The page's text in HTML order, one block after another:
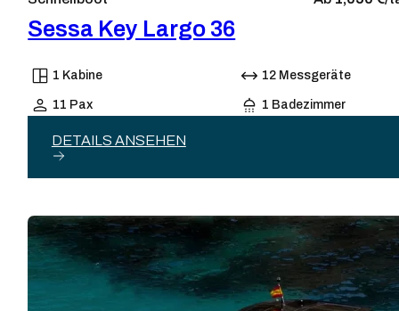
Sessa Key Largo 36
1 Kabine 12 Messgeräte
11 Pax 1 Badezimmer
DETAILS ANSEHEN